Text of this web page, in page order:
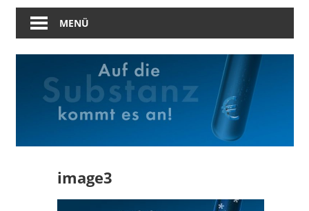
MENÜ
image3